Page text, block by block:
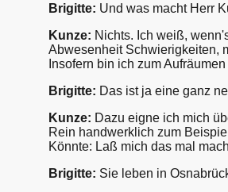
Brigitte: Und was macht Herr
Kunze: Nichts. Ich weiß,
Abwesenheit Schwierigkeiten,
Insofern bin ich zum
Brigitte: Das ist ja eine ganz
Kunze: Dazu eigne ich mich
Rein handwerklich zum
Könnte: Laß mich das mal
Brigitte: Sie leben in